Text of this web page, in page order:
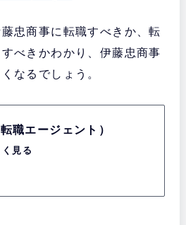
忠商事に転職すべきか、転
べきかわかり、伊藤忠商事
なるでしょう。
職エージェント）
見る